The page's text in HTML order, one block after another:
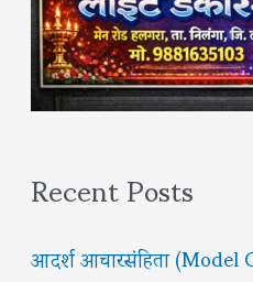
Recent Posts
आदर्श आचारसंहिता